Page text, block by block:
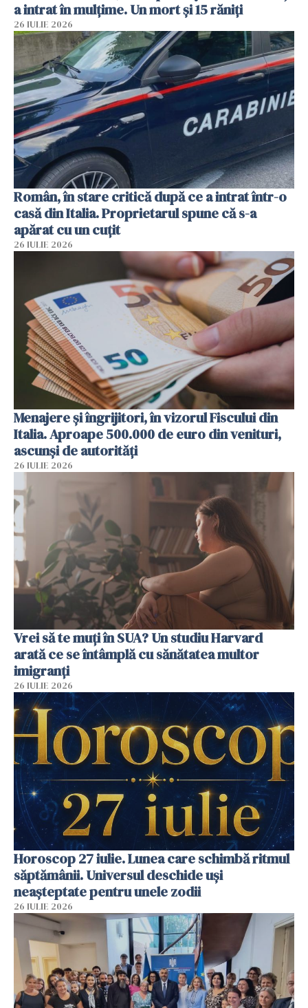
a intrat în mulțime. Un mort și 15 răniți
26 IULIE 2026
Român, în stare critică după ce a intrat într-o
casă din Italia. Proprietarul spune că s-a
apărat cu un cuțit
26 IULIE 2026
Menajere și îngrijitori, în vizorul Fiscului din
Italia. Aproape 500.000 de euro din venituri,
ascunși de autorități
26 IULIE 2026
Vrei să te muți în SUA? Un studiu Harvard
arată ce se întâmplă cu sănătatea multor
imigranți
26 IULIE 2026
Horoscop 27 iulie. Lunea care schimbă ritmul
săptămânii. Universul deschide uși
neașteptate pentru unele zodii
26 IULIE 2026